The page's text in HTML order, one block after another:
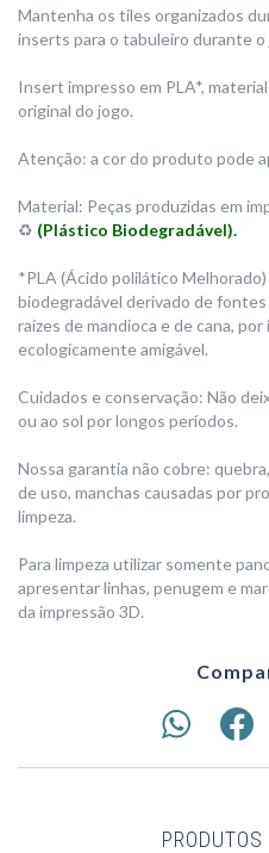
Mantenha os tiles organizados
inserts para o tabuleiro durante o
Insert impresso em PLA*,
original do jogo.
Atenção: a cor do produto pode
Material: Peças produzidas em
♻️ (Plástico Biodegradável).
*PLA (Ácido polilático
biodegradável derivado de
raízes de mandioca e de cana, por
ecologicamente amigável.
Cuidados e conservação: Não
ou ao sol por longos períodos.
Nossa garantia não cobre:
de uso, manchas causadas por
limpeza.
Para limpeza utilizar somente
apresentar linhas, penugem e
da impressão 3D.